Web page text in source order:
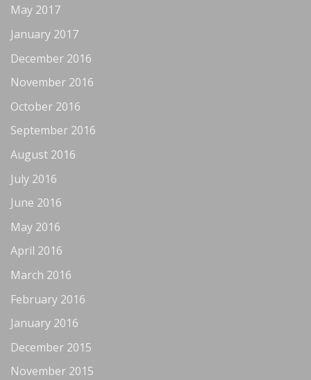
May 2017
January 2017
December 2016
November 2016
October 2016
September 2016
August 2016
July 2016
June 2016
May 2016
April 2016
March 2016
February 2016
January 2016
December 2015
November 2015